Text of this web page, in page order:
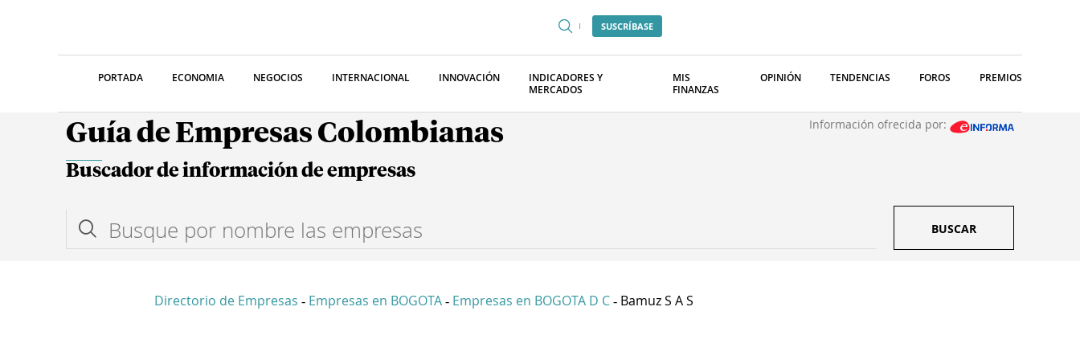
SUSCRÍBASE
PORTADA ECONOMIA NEGOCIOS INTERNACIONAL INNOVACIÓN
INDICADORES Y
MERCADOS
MIS
FINANZAS
OPINIÓN TENDENCIAS FOROS PREMIOS
Guía de Empresas Colombianas Información ofrecida por:
Buscador de información de empresas
BUSCAR
Directorio de Empresas - Empresas en BOGOTA - Empresas en BOGOTA D C - Bamuz S A S